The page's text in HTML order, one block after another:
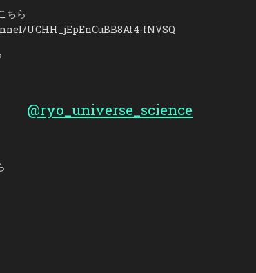
ちら
UCHH_jEpEnCuBB8At4-fNVSQ
@ryo_universe_science